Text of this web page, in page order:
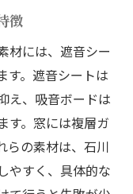
管理する方法
音の工夫
築防音費用
と工法の工夫
法
音問題
ための工夫
徴
材には、遮音シー
す。遮音シートは
え、吸音ボードは
す。窓には複層ガ
らの素材は、石川
やすく、具体的な